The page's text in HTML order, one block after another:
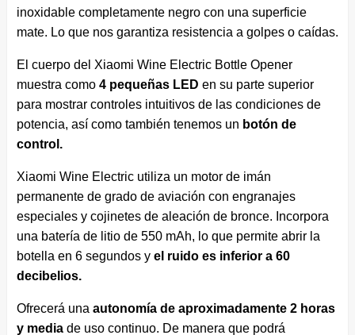
inoxidable completamente negro con una superficie
mate. Lo que nos garantiza resistencia a golpes o caídas.
El cuerpo del Xiaomi Wine Electric Bottle Opener
muestra como 4 pequeñas LED en su parte superior
para mostrar controles intuitivos de las condiciones de
potencia, así como también tenemos un botón de
control.
Xiaomi Wine Electric utiliza un motor de imán
permanente de grado de aviación con engranajes
especiales y cojinetes de aleación de bronce. Incorpora
una batería de litio de 550 mAh, lo que permite abrir la
botella en 6 segundos y el ruido es inferior a 60
decibelios.
Ofrecerá una autonomía de aproximadamente 2 horas
y mediade uso continuo. De manera que podrá